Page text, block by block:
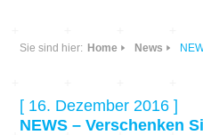
Sie sind hier: Home News
[ 16. Dezember 2016 ]
NEWS – Verschenken